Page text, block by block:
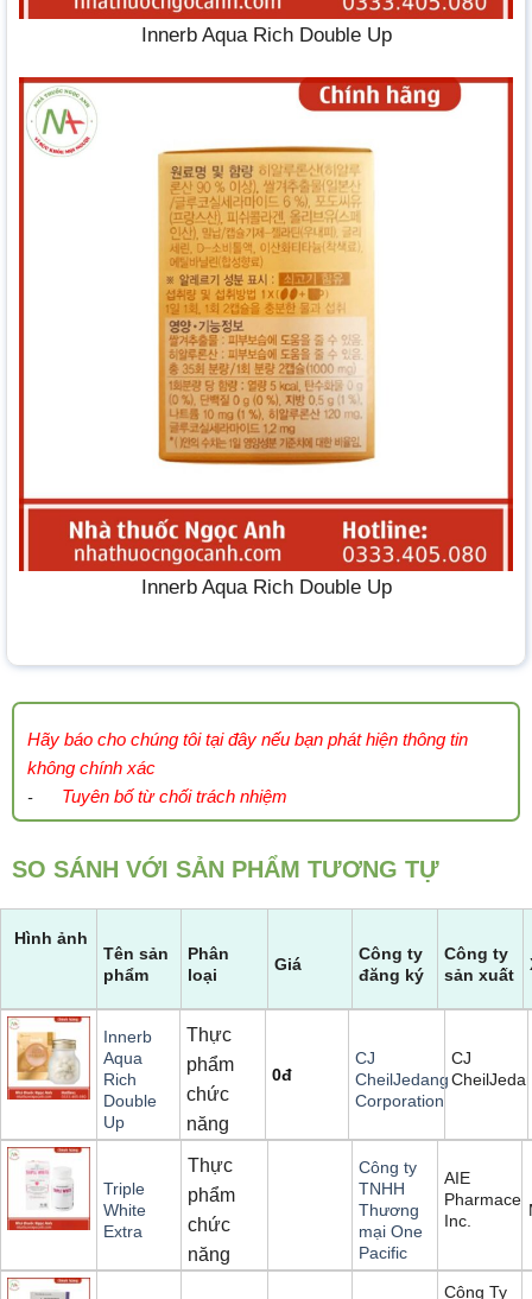
Innerb Aqua Rich Double Up
Innerb Aqua Rich Double Up
Hãy báo cho chúng tôi tại đây nếu bạn phát hiện thông tin
không chính xác
- Tuyên bố từ chối trách nhiệm
SO SÁNH VỚI SẢN PHẨM TƯƠNG TỰ
Hình ảnh
Tên sản
phẩm
Phân
loại
Giá
Công ty
đăng ký
Công ty
sản xuất
Innerb
Aqua
Rich
Double
Up
Thực
phẩm
chức
năng
0đ
CJ
CheilJedang
Corporation
CJ
Triple
White
Extra
Thực
phẩm
chức
năng
Công ty
TNHH
Thương
mại One
Pacific
AIE
Inc.
Công Ty